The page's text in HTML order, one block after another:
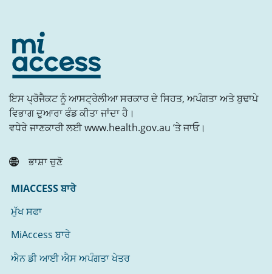
ਇਸ ਪ੍ਰੋਜੈਕਟ ਨੂੰ ਆਸਟ੍ਰੇਲੀਆ ਸਰਕਾਰ ਦੇ ਸਿਹਤ, ਅਪੰਗਤਾ ਅਤੇ ਬੁਢਾਪੇ
ਵਿਭਾਗ ਦੁਆਰਾ ਫੰਡ ਕੀਤਾ ਜਾਂਦਾ ਹੈ।
ਵਧੇਰੇ ਜਾਣਕਾਰੀ ਲਈ www.health.gov.au ‘ਤੇ ਜਾਓ।
ਭਾਸ਼ਾ ਚੁਣੋ
MIACCESS ਬਾਰੇ
ਮੁੱਖ ਸਫਾ
MiAccess ਬਾਰੇ
ਐਨ ਡੀ ਆਈ ਐਸ ਅਪੰਗਤਾ ਖੇਤਰ